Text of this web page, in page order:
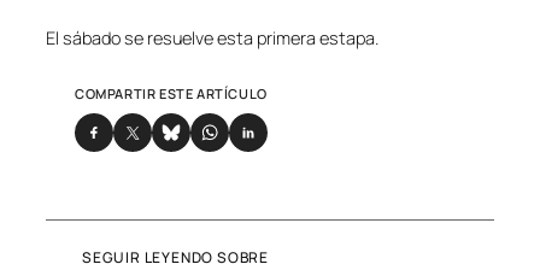
El sábado se resuelve esta primera estapa.
COMPARTIR ESTE ARTÍCULO
SEGUIR LEYENDO SOBRE